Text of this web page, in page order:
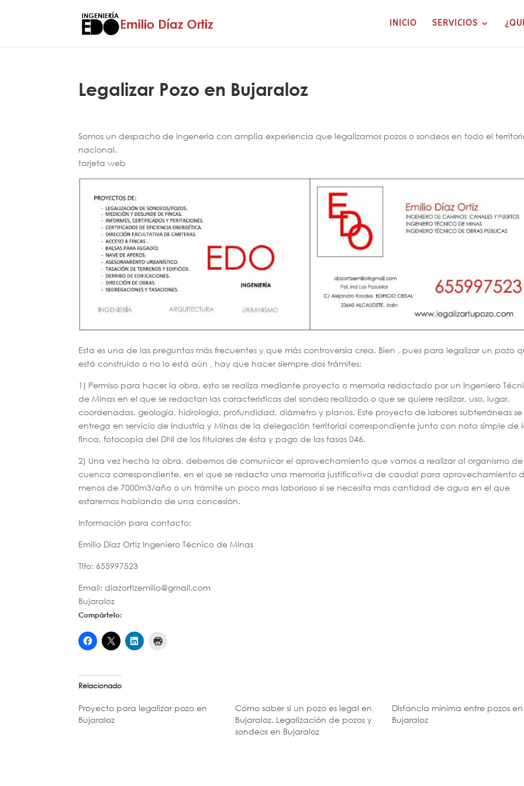
INICIO SERVICIOS
Legalizar Pozo en Bujaraloz
Somos un despacho de ingenería con amplia experiencia que legalizamos pozos o sondeos en todo el
nacional.
tarjeta web
Esta es una de las preguntas más frecuentes y que más controversia crea. Bien , pues para legalizar un pozo
está construido o no lo está aún , hay que hacer siempre dos trámites:
1) Permiso para hacer la obra, esto se realiza mediante proyecto o memoria redactado por un Ingeniero
de Minas en el que se redactan las características del sondeo realizado o que se quiere realizar, uso, lugar,
coordenadas, geología, hidrologia, profundidad, diámetro y planos. Este proyecto de labores subterráneas se
entrega en servicio de Industria y Minas de la delegación territorial correspondiente junto con nota simple de
finca, fotocopia del DNI de los titulares de ésta y pago de las tasas 046.
2) Una vez hecha la obra, debemos de comunicar el aprovechamiento que vamos a realizar al organismo de
cuenca correspondiente, en el que se redacta una memoria justificativa de caudal para aprovechamiento
menos de 7000m3/año o un trámite un poco mas laborioso si se necesita mas cantidad de agua en el que
estaremos hablando de una concesión.
Información para contacto:
Emilio Díaz Ortiz Ingeniero Técnico de Minas
Tlfo: 655997523
Email: diazortizemilio@gmail.com
Bujaraloz
Compártelo:
Relacionado
Proyecto para legalizar pozo en
Bujaraloz
Cómo saber si un pozo es legal en
Bujaraloz. Legalización de pozos y
sondeos en Bujaraloz
Distancia mínima entre pozos en
Bujaraloz